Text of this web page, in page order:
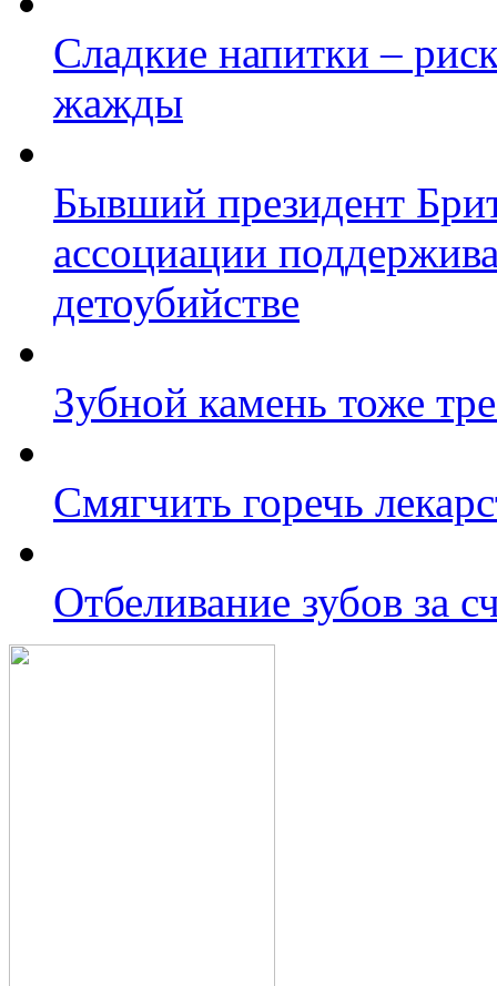
Сладкие напитки –
жажды
Бывший президент
ассоциации
детоубийстве
Зубной камень тоже
Смягчить горечь
Отбеливание зубов за